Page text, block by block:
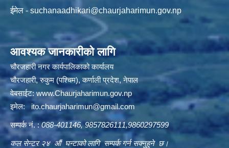
ईमेल -suchanaadhikari@chaurjaharimun.gov.np
आवश्यक जानकारीको लागि
चौरजहारी नगर कार्यपालिकाको कार्यालय
चौरजहारी, रुकुम (पश्चिम), कर्णाली प्रदेश, नेपाल
वेबसाईट:www.Chaurjaharimun.gov.np
इमेल: ito.chaurjaharimun@gmail.com
सम्पर्क नं. :088-401146, 9857826111,9860297599
कल सेन्टर २४ औं घन्टाको लागि सम्पर्क गर्न सक्नुहुने छ।